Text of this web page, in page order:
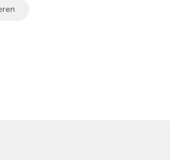
leert de Slowaakse cultuur